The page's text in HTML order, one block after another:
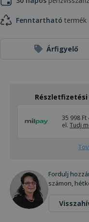
Fenntartható termék
Árfigyelő
Részletfizetési
35 998
el. Tudj
Fordulj
számon,